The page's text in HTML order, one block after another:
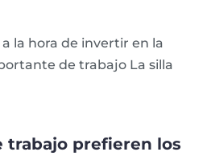
la hora de invertir en la
de trabajo La silla
trabajo prefieren los